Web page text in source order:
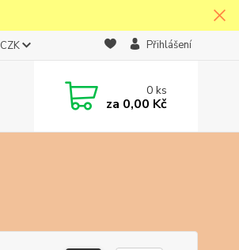
CZK Přihlášení
0ks
za 0,00 Kč